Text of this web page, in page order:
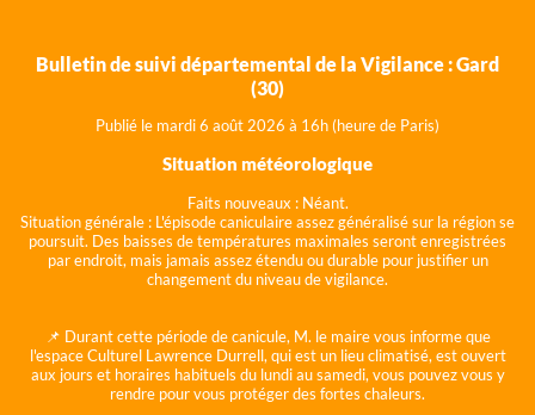
Bulletin de suivi départemental de la Vigilance : Gard
(30)
Publié le mardi 6 août 2026 à 16h (heure de Paris)
Situation météorologique
Faits nouveaux : Néant.
Situation générale : L'épisode caniculaire assez généralisé sur la région se
poursuit. Des baisses de températures maximales seront enregistrées
par endroit, mais jamais assez étendu ou durable pour justifier un
changement du niveau de vigilance.
📌 Durant cette période de canicule, M. le maire vous informe que
l'espace Culturel Lawrence Durrell, qui est un lieu climatisé, est ouvert
aux jours et horaires habituels du lundi au samedi, vous pouvez vous y
rendre pour vous protéger des fortes chaleurs.